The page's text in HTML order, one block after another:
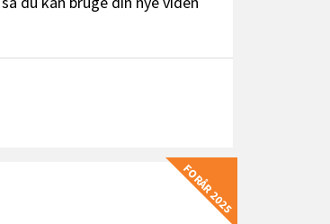
FORÅR 2025